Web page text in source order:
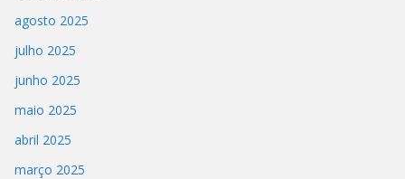
agosto 2025
julho 2025
junho 2025
maio 2025
abril 2025
março 2025